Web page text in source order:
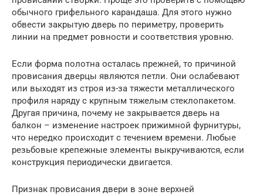
обычного грифельного карандаша. Для этого нужно
обвести закрытую дверь по периметру, проверить
линии на предмет ровности и соответствия уровню.
Если форма полотна осталась прежней, то причиной
провисания дверцы являются петли. Они ослабевают
или выходят из строя из-за тяжести металлического
профиля наряду с крупным тяжелым стеклопакетом.
Другая причина, почему не закрывается дверь на
балкон – изменение настроек прижимной фурнитуры,
что нередко происходит с течением времени. Любые
резьбовые крепежные элементы выкручиваются, если
конструкция периодически двигается.
Признак провисания двери в зоне верхней